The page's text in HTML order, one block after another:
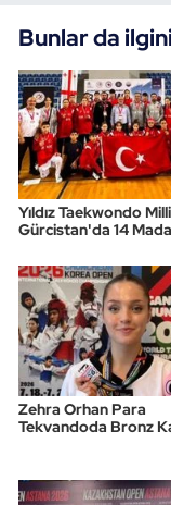
Bunlar da
Yıldız Taekwondo
Gürcistan'da 14
Zehra Orhan Para
Tekvandoda Bronz
Tekvando
Tenis
Triatlon
Voleybol
Wushu
Yelken
Yüzme